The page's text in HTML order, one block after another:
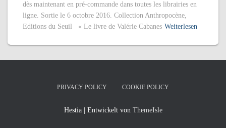
dès maintenant en pré-commande dans toutes les librairies en
ligne. Sortie le 6 octobre 2016. Collection Anthropocène,
Editions du Seuil « Le livre de Valérie Cabanes Weiterlesen
PRIVACY POLICY COOKIE POLICY
Hestia | Entwickelt von ThemeIsle